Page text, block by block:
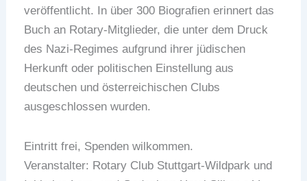
veröffentlicht. In über 300 Biografien erinnert das
Buch an Rotary-Mitglieder, die unter dem Druck
des Nazi-Regimes aufgrund ihrer jüdischen
Herkunft oder politischen Einstellung aus
deutschen und österreichischen Clubs
ausgeschlossen wurden.
Eintritt frei, Spenden wilkommen.
Veranstalter: Rotary Club Stuttgart-Wildpark und